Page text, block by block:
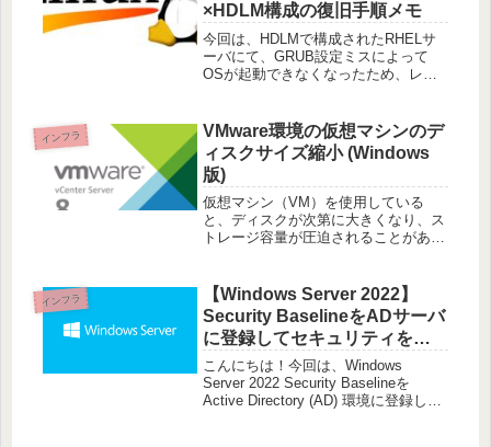
×HDLM構成の復旧手順メモ
今回は、HDLMで構成されたRHELサ
ーバにて、GRUB設定ミスによって
OSが起動できなくなったため、レス
🧭 背景と環境構成OS：RHEL 8.6ブー
ト：UEFI（EFI
インフラ
VMware環境の仮想マシンのデ
ィスクサイズ縮小 (Windows
版)
仮想マシン（VM）を使用している
と、ディスクが次第に大きくなり、ス
トレージ容量が圧迫されることがあり
たファイルが「未使用領域」として残
ることが挙げられます。この場合、デ
ィス
インフラ
【Windows Server 2022】
Security BaselineをADサーバ
に登録してセキュリティを強
化する方法
こんにちは！今回は、Windows
Server 2022 Security Baselineを
Active Directory (AD) 環境に登録し、